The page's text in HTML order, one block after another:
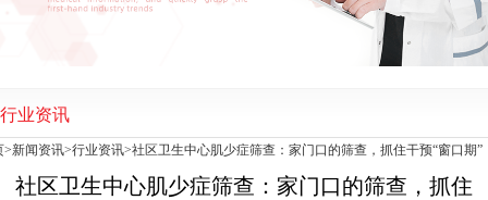
行业资讯
>新闻资讯>行业资讯>社区卫生中心肌少症筛查：家门口的筛查，抓住干预“窗口期”
社区卫生中心肌少症筛查：家门口的筛查，抓住